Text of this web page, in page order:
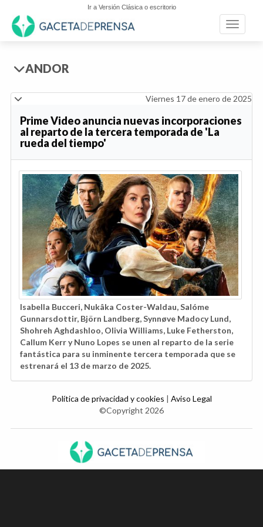
Ir a Versión Clásica o escritorio
Toggle
ANDOR
Viernes 17 de enero de 2025
Prime Video anuncia nuevas incorporaciones
al reparto de la tercera temporada de 'La
rueda del tiempo'
Isabella Bucceri, Nukâka Coster-Waldau, Salóme
Gunnarsdottir, Björn Landberg, Synnøve Madocy Lund,
Shohreh Aghdashloo, Olivia Williams, Luke Fetherston,
Callum Kerr y Nuno Lopes se unen al reparto de la serie
fantástica para su inminente tercera temporada que se
estrenará el 13 de marzo de 2025.
Política de privacidad y cookies | Aviso Legal
©Copyright 2026